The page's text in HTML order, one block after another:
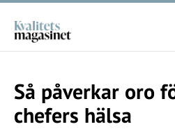
Så påverkar oro
chefers hälsa